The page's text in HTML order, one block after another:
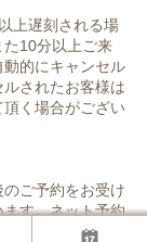
上遅刻される場
10分以上ご来
的にキャンセル
されたお客様は
く場合がござい
ご予約をお受け
す。ネット予約
ャンセルをさせ